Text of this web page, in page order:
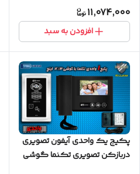
11,074,000
افزودن به سبد
پکیج یک واحدی آیفون تصویری
دربازکن تصویری تکنما گوشی